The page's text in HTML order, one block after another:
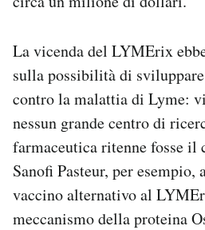
La vicenda del LYMErix
sulla possibilità di
contro la malattia di Lyme:
nessun grande centro di
farmaceutica ritenne fosse il
Sanofi Pasteur, per esempio,
vaccino alternativo al
meccanismo della proteina